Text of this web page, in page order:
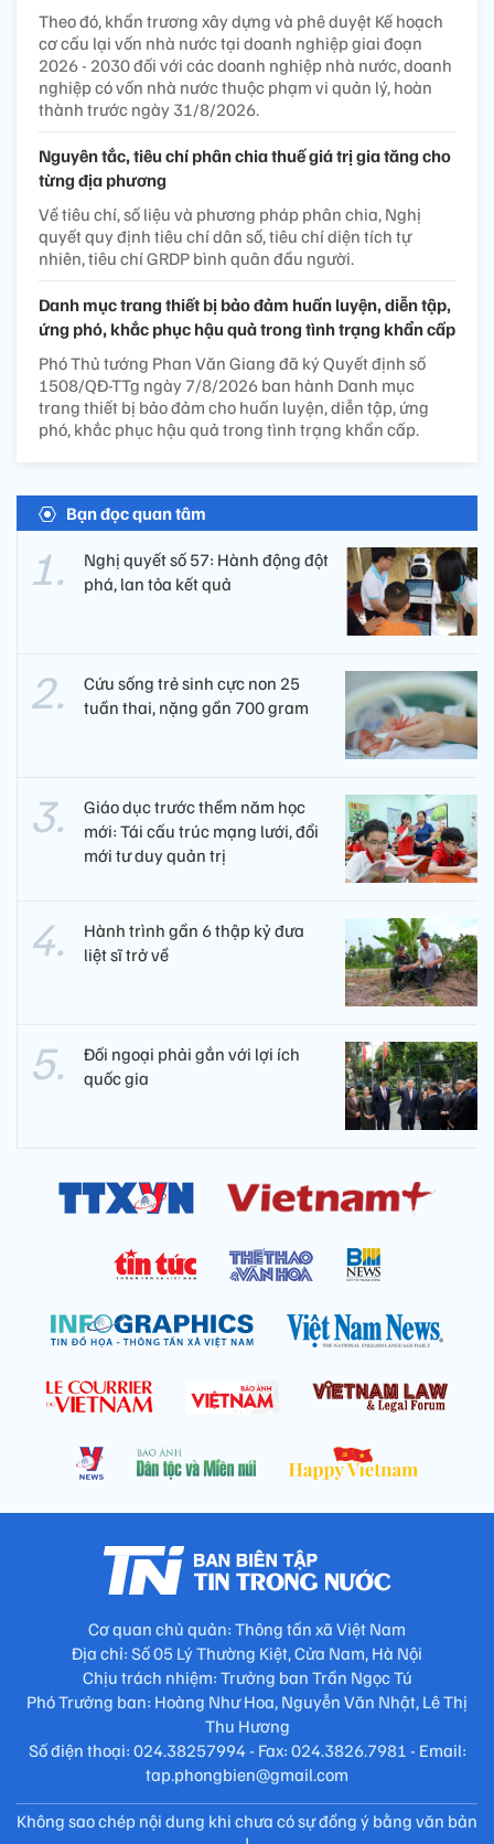
Theo đó, khẩn trương xây dựng và phê duyệt Kế hoạch
cơ cấu lại vốn nhà nước tại doanh nghiệp giai đoạn
2026 - 2030 đối với các doanh nghiệp nhà nước, doanh
nghiệp có vốn nhà nước thuộc phạm vi quản lý, hoàn
thành trước ngày 31/8/2026.
Nguyên tắc, tiêu chí phân chia thuế giá trị gia tăng cho
từng địa phương
Về tiêu chí, số liệu và phương pháp phân chia, Nghị
quyết quy định tiêu chí dân số, tiêu chí diện tích tự
nhiên, tiêu chí GRDP bình quân đầu người.
Danh mục trang thiết bị bảo đảm huấn luyện, diễn tập,
ứng phó, khắc phục hậu quả trong tình trạng khẩn cấp
Phó Thủ tướng Phan Văn Giang đã ký Quyết định số
1508/QĐ-TTg ngày 7/8/2026 ban hành Danh mục
trang thiết bị bảo đảm cho huấn luyện, diễn tập, ứng
phó, khắc phục hậu quả trong tình trạng khẩn cấp.
Bạn đọc quan tâm
Nghị quyết số 57: Hành động đột
phá, lan tỏa kết quả
Cứu sống trẻ sinh cực non 25
tuần thai, nặng gần 700 gram
Giáo dục trước thềm năm học
mới: Tái cấu trúc mạng lưới, đổi
mới tư duy quản trị
Hành trình gần 6 thập kỷ đưa
liệt sĩ trở về
Đối ngoại phải gắn với lợi ích
quốc gia
Cơ quan chủ quản: Thông tấn xã Việt Nam
Địa chỉ: Số 05 Lý Thường Kiệt, Cửa Nam, Hà Nội
Chịu trách nhiệm: Trưởng ban Trần Ngọc Tú
Phó Trưởng ban: Hoàng Như Hoa, Nguyễn Văn Nhật, Lê Thị
Thu Hương
Số điện thoại: 024.38257994 - Fax: 024.3826.7981 - Email:
tap.phongbien@gmail.com
Không sao chép nội dung khi chưa có sự đồng ý bằng văn bản